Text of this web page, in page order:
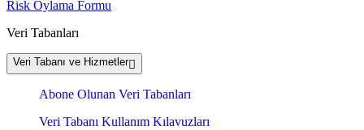
Risk Oylama Formu
Veri Tabanları
Veri Tabanı ve Hizmetler
Abone Olunan Veri Tabanları
Veri Tabanı Kullanım Kılavuzları